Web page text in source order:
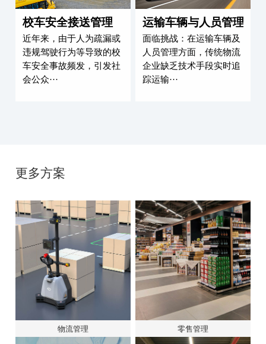
上汽通用五菱宏光汽车诊断
五菱宏光是一家从事于汽
车行业的公司，在使用深
圳辰想产品之前，一直使
用消费···
旅游大巴安全监
深圳成为V600智能车
端 为长途旅行保驾护
忙的工作之余，来一
···
校车安全接送管理
近年来，由于人为疏漏或
违规驾驶行为等导致的校
车安全事故频发，引发社
会公众···
运输车辆与人员
面临挑战：在运输车
人员管理方面，传统
企业缺乏技术手段实
踪运输···